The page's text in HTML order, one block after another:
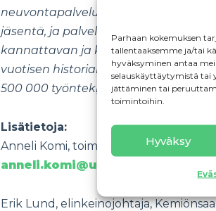
Parhaan kokemuksen
tallentaaksemme ja/tai
hyväksyminen antaa
selauskäyttäytymistä tai
jättäminen tai
toimintoihin.
Hyväksy
neuvontapalveluita kaikille
jäsentä, ja palveluiden piirissä on
kannattavan ja kasvavan
vuotisen historian aikana sen
500 000 työntekijää.
Lisätietoja:
Anneli Komi, toimitusjohtaja, Suomen
anneli.komi@uusyrityskeskus.fi
Erik Lund, elinkeinojohtaja,